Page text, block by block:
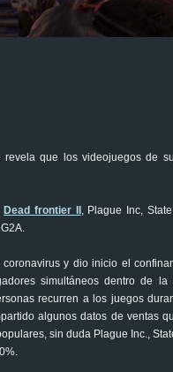
que los videojuegos de
Dead frontier II , Plague Inc,
y dio inicio el
simultáneos dentro de
recurren a los juegos
algunos datos de ventas
sin duda Plague Inc.,